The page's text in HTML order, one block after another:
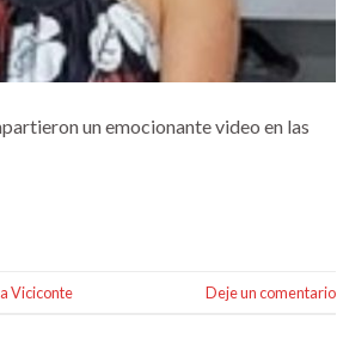
un emocionante video en las
Viciconte Deje un comentario